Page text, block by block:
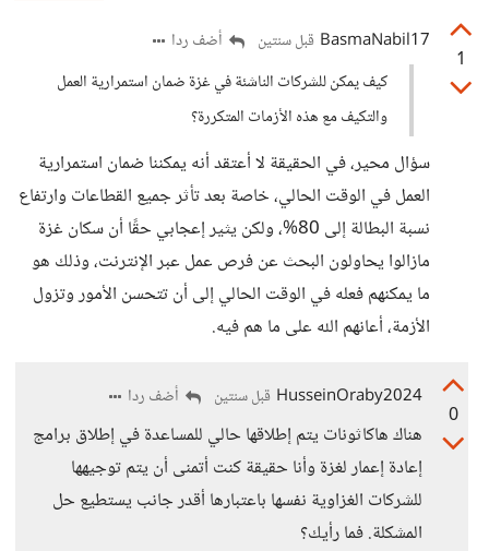
1
BasmaNabil17 قبل سنتين
أضف ردا
كيف يمكن للشركات الناشئة في غزة ضمان استمرارية العمل
والتكيف مع هذه الأزمات المتكررة؟
سؤال محير، في الحقيقة لا أعتقد أنه يمكننا ضمان استمرارية
العمل في الوقت الحالي، خاصة بعد تأثر جميع القطاعات وارتفاع
نسبة البطالة إلى 80%، ولكن يثير إعجابي حقًا أن سكان غزة
مازالوا يحاولون البحث عن فرص عمل عبر الإنترنت، وذلك هو
ما يمكنهم فعله في الوقت الحالي إلى أن تتحسن الأمور وتزول
الأزمة، أعانهم الله على ما هم فيه.
0
HusseinOraby2024 قبل سنتين أضف ردا
هناك هاكاثونات يتم إطلاقها حالي للمساعدة في إطلاق برامج
إعادة إعمار لغزة وأنا حقيقة كنت أتمنى أن يتم توجيهها
للشركات الغزاوية نفسها باعتبارها أقدر جانب يستطيع حل
المشكلة. فما رأيك؟